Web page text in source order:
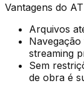
Vantagens do
Arquivos
streaming
Sem
de obra é